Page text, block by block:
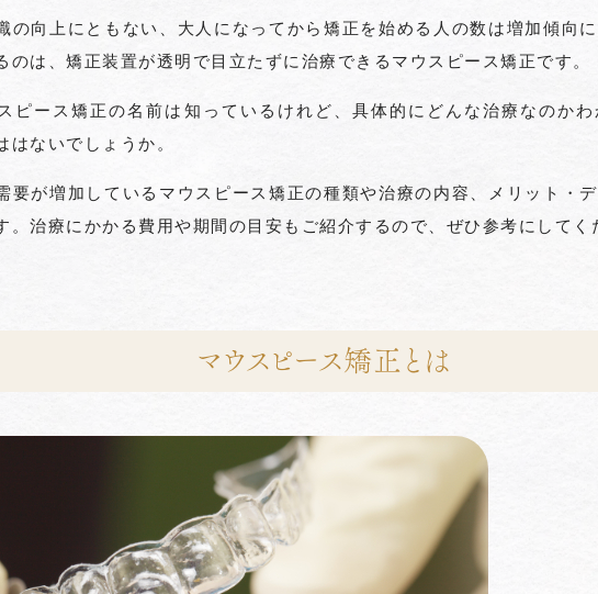
の向上にともない、大人になってから矯正を始める人の数は増加傾向
のは、矯正装置が透明で目立たずに治療できるマウスピース矯正です。
ピース矯正の名前は知っているけれど、具体的にどんな治療なのか
はないでしょうか。
要が増加しているマウスピース矯正の種類や治療の内容、メリット・
。治療にかかる費用や期間の目安もご紹介するので、ぜひ参考にしてく
マウスピース矯正とは